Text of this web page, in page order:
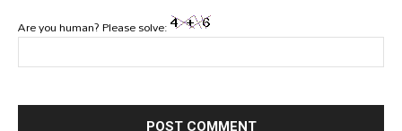
Are you human? Please solve: